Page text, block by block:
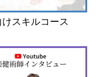
スキルコース